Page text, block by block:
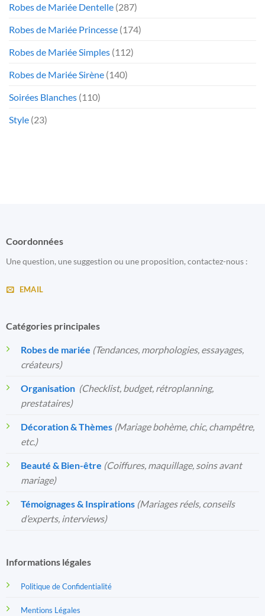
Robes de Mariée Dentelle (287)
Robes de Mariée Princesse (174)
Robes de Mariée Simples (112)
Robes de Mariée Sirène (140)
Soirées Blanches (110)
Style (23)
Coordonnées
Une question, une suggestion ou une proposition, contactez-nous :
EMAIL
Catégories principales
Robes de mariée (Tendances, morphologies, essayages,
créateurs)
Organisation️ (Checklist, budget, rétroplanning,
prestataires)
Décoration & Thèmes (Mariage bohème, chic, champêtre,
etc.)
Beauté & Bien-être (Coiffures, maquillage, soins avant
mariage)
Témoignages & Inspirations (Mariages réels, conseils
d’experts, interviews)
Informations légales
Politique de Confidentialité
Mentions Légales